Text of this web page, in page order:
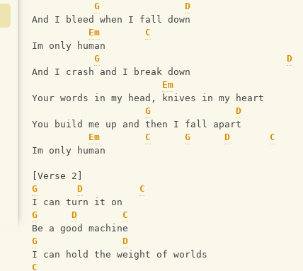
G
D
And I bleed when I fall down
Em
C
Im only human
G
D
And I crash and I break down
Em
Your words in my head, knives in my heart
G
D
You build me up and then I fall apart
Em
C G D
C
Im only human
[Verse 2]
G
D
C
I can turn it on
G
D
C
Be a good machine
G
D
I can hold the weight of worlds
C